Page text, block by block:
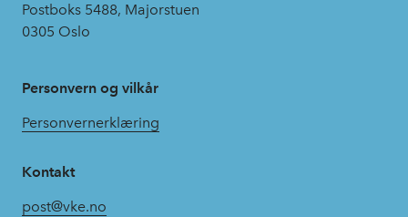
Postboks 5488, Majorstuen
0305 Oslo
Personvern og vilkår
Personvernerklæring
Kontakt
post@vke.no